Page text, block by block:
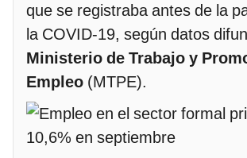
que se registraba antes de la
la COVID-19, según datos
Ministerio de Trabajo y
Empleo (MTPE).